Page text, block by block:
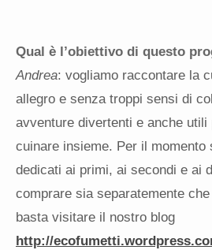
Qual è l’obiettivo di questo
Andrea: vogliamo raccontare la
allegro e senza troppi sensi di
avventure divertenti e anche
cuinare insieme. Per il momento
dedicati ai primi, ai secondi e ai
comprare sia separatemente
basta visitare il nostro blog
http://